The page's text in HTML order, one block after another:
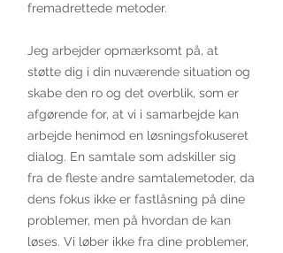
fremadrettede metoder.
Jeg arbejder opmærksomt på, at
støtte dig i din nuværende situation og
skabe den ro og det overblik, som er
afgørende for, at vi i samarbejde kan
arbejde henimod en løsningsfokuseret
dialog. En samtale som adskiller sig
fra de fleste andre samtalemetoder, da
dens fokus ikke er fastlåsning på dine
problemer, men på hvordan de kan
løses. Vi løber ikke fra dine problemer,